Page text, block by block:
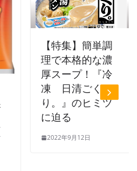
【特集】簡単調
理で本格的な濃
厚スープ！『冷
凍 日清ごく
り。』のヒミツ
に迫る
2022年9月12日